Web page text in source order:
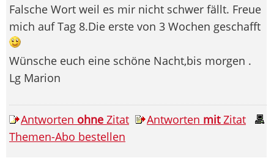
Falsche Wort weil es mir nicht schwer fällt. Freue
mich auf Tag 8.Die erste von 3 Wochen geschafft
Wünsche euch eine schöne Nacht,bis morgen .
Lg Marion
Antworten ohne Zitat Antworten mitZitat
Themen-Abo bestellen